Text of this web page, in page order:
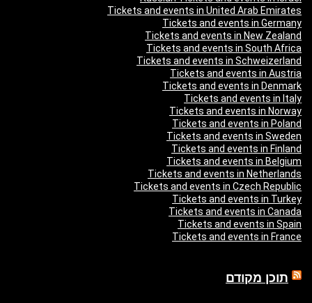
Tickets and events in United Arab Emirates
Tickets and events in Germany
Tickets and events in New Zealand
Tickets and events in South Africa
Tickets and events in Schweizerland
Tickets and events in Austria
Tickets and events in Denmark
Tickets and events in Italy
Tickets and events in Norway
Tickets and events in Poland
Tickets and events in Sweden
Tickets and events in Finland
Tickets and events in Belgium
Tickets and events in Netherlands
Tickets and events in Czech Republic
Tickets and events in Turkey
Tickets and events in Canada
Tickets and events in Spain
Tickets and events in France
תוכן מקודם